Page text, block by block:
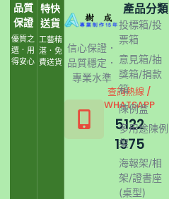
品質
保證
優質之
選．用
得安心
特快
送貨
工藝精
湛．免
費送貨
信心保證．
品質穩定．
專業水準
查詢熱線 /
WHATSAPP
5122
1975
產品分類
投標箱/投
票箱
意見箱/抽
獎箱/捐款
箱
陳例盒
多用途陳例
架
海報架/相
架/證書座
(桌型)